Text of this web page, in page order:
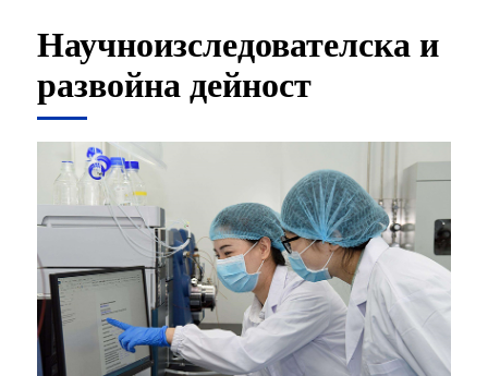
Научноизследователска и
развойна дейност